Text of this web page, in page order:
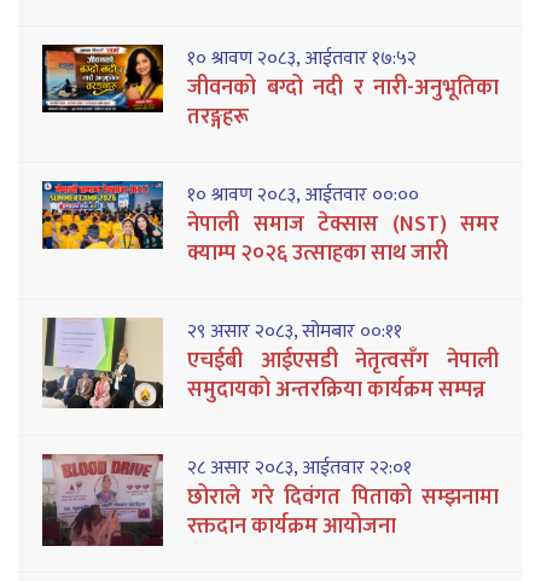
१० श्रावण २०८३, आईतवार १७:५२
जीवनको बग्दो नदी र नारी-अनुभूतिका
तरङ्गहरू
१० श्रावण २०८३, आईतवार ००:००
नेपाली समाज टेक्सास (NST) समर
क्याम्प २०२६ उत्साहका साथ जारी
२९ असार २०८३, सोमबार ००:११
एचईबी आईएसडी नेतृत्वसँग नेपाली
समुदायको अन्तरक्रिया कार्यक्रम सम्पन्न
२८ असार २०८३, आईतवार २२:०१
छोराले गरे दिवंगत पिताको सम्झनामा
रक्तदान कार्यक्रम आयोजना